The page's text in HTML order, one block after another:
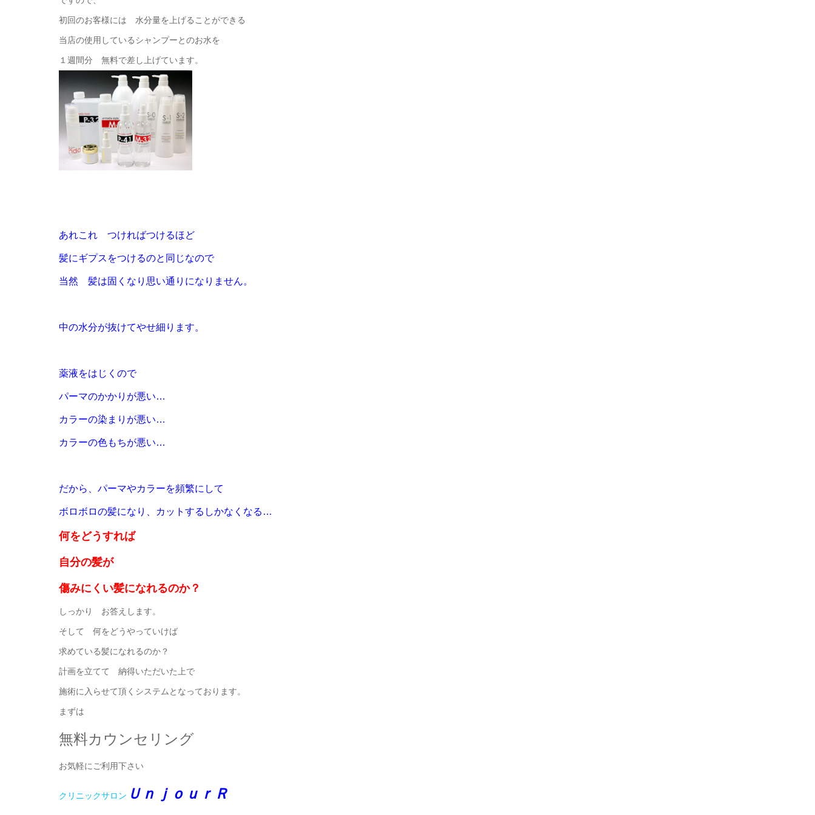
初回のお客様には 水分量を上げることができる
当店の使用しているシャンプーとのお水を
１週間分 無料で差し上げています。
あれこれ つければつけるほど
髪にギプスをつけるのと同じなので
当然 髪は固くなり思い通りになりません。
中の水分が抜けてやせ細ります。
薬液をはじくので
パーマのかかりが悪い…
カラーの染まりが悪い…
カラーの色もちが悪い…
だから、パーマやカラーを頻繁にして
ボロボロの髪になり 、カットするしかなくなる…
何をどうすれば
自分の髪が
傷みにくい髪になれるのか？
しっかり お答えします。
そして 何をどうやっていけば
求めている髪になれるのか？
計画を立てて 納得いただいた上で
施術に入らせて頂くシステムとなっております。
まずは
無料カウンセリング
お気軽にご利用下さい
クリニックサロン ＵｎｊｏｕｒＲ